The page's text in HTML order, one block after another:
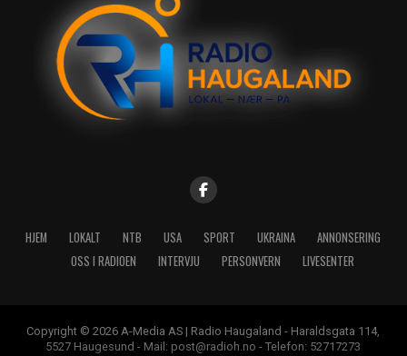
HJEM LOKALT NTB USA SPORT UKRAINA
ANNONSERING
OSS I RADIOEN
INTERVJU PERSONVERN LIVESENTER
Copyright © 2026 A-Media AS | Radio Haugaland - Haraldsgata 114,
5527 Haugesund - Mail: post@radioh.no - Telefon: 52717273